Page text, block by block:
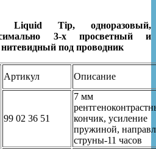
Tip, одноразовый,
3-х просветный и
под проводник
Артикул Описание
99 02 36 51
7 мм
кончик, усиление
пружиной,
струны-11 часов